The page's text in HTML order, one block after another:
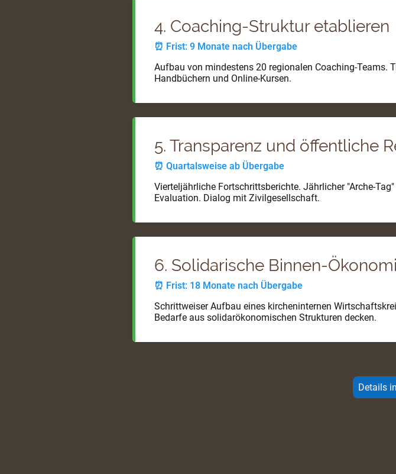
4. Coaching-Struktur etablieren
⏰ Frist: 9 Monate nach Übergabe
Aufbau von mindestens 20 regionalen Coaching-Teams.
Handbüchern und Online-Kursen.
5. Transparenz und öffentliche
⏰ Quartalsweise ab Übergabe
Vierteljährliche Fortschrittsberichte. Jährlicher "Arche-
Evaluation. Dialog mit Zivilgesellschaft.
6. Solidarische Binnen-
⏰ Frist: 18 Monate nach Übergabe
Schrittweiser Aufbau eines kircheninternen
Bedarfe aus solidarökonomischen Strukturen decken.
Details